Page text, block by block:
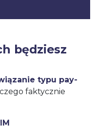
będziesz
typu pay-
czego faktycznie